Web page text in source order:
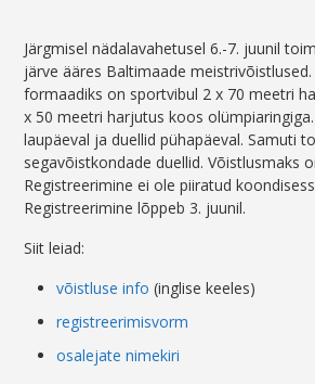
Järgmisel nädalavahetusel 6.-7. juunil
järve ääres Baltimaade meistrivõistlused.
formaadiks on sportvibul 2 x 70 meetri
x 50 meetri harjutus koos
laupäeval ja duellid pühapäeval. Samuti
segavõistkondade duellid. Võistlusmaks
Registreerimine ei ole piiratud
Registreerimine lõppeb 3. juunil.
Siit leiad:
võistluse info(inglise keeles)
registreerimisvorm
osalejate nimekiri